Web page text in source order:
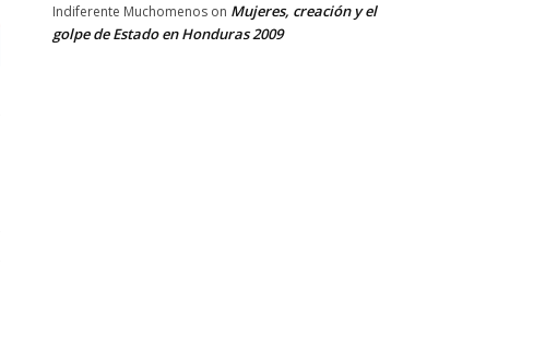
Indiferente Muchomenos on Mujeres, creación y el
golpe de Estado en Honduras 2009